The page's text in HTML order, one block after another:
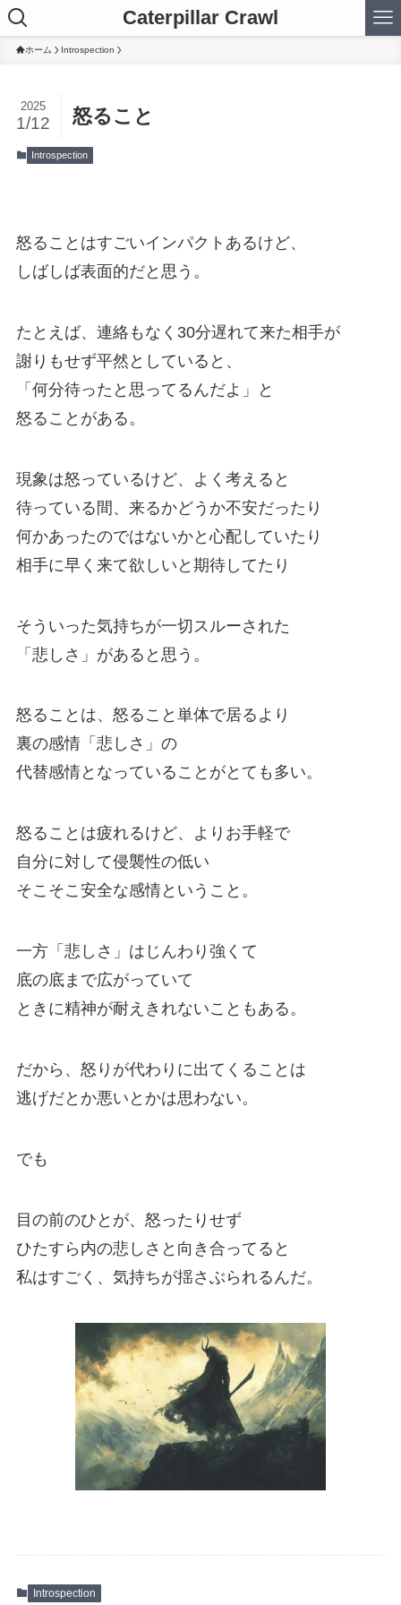
Caterpillar Crawl
ホーム Introspection
怒ること
2025
1/12
Introspection
怒ることはすごいインパクトあるけど、
しばしば表面的だと思う。
たとえば、連絡もなく30分遅れて来た相手が
謝りもせず平然としていると、
「何分待ったと思ってるんだよ」と
怒ることがある。
現象は怒っているけど、よく考えると
待っている間、来るかどうか不安だったり
何かあったのではないかと心配していたり
相手に早く来て欲しいと期待してたり
そういった気持ちが一切スルーされた
「悲しさ」があると思う。
怒ることは、怒ること単体で居るより
裏の感情「悲しさ」の
代替感情となっていることがとても多い。
怒ることは疲れるけど、よりお手軽で
自分に対して侵襲性の低い
そこそこ安全な感情ということ。
一方「悲しさ」はじんわり強くて
底の底まで広がっていて
ときに精神が耐えきれないこともある。
だから、怒りが代わりに出てくることは
逃げだとか悪いとかは思わない。
でも
目の前のひとが、怒ったりせず
ひたすら内の悲しさと向き合ってると
私はすごく、気持ちが揺さぶられるんだ。
Introspection